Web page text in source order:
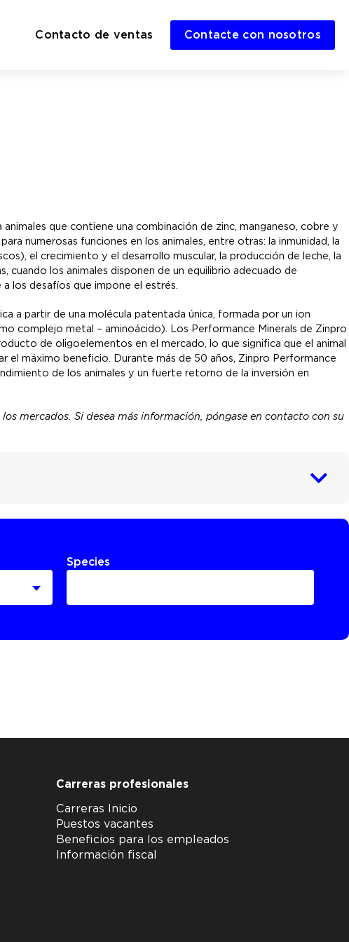
Contacto de ventas Contacte con nosotros
que contiene una combinación de zinc, manganeso, cobre y
numerosas funciones en los animales, entre otras: la inmunidad, la
el crecimiento y el desarrollo muscular, la producción de leche, la
los animales disponen de un equilibrio adecuado de
los desafíos que impone el estrés.
a partir de una molécula patentada única, formada por un ion
complejo metal – aminoácido). Los Performance Minerals de Zinpro
de oligoelementos en el mercado, lo que significa que el animal
máximo beneficio. Durante más de 50 años, Zinpro Performance
de los animales y un fuerte retorno de la inversión en
mercados. Si desea más información, póngase en contacto con su
Species
Carreras profesionales
Carreras Inicio
Puestos vacantes
Beneficios para los empleados
Información fiscal